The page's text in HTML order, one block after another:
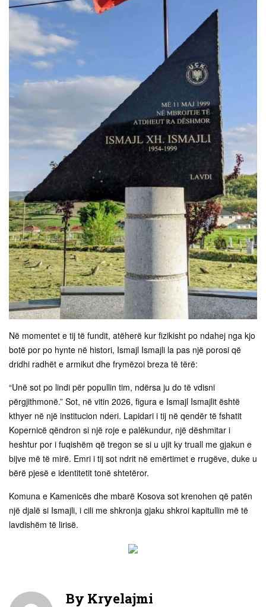
Në momentet e tij të fundit, atëherë kur fizikisht po ndahej nga kjo
botë por po hynte në histori, Ismajl Ismajli la pas një porosi që
dridhi radhët e armikut dhe frymëzoi breza të tërë:
“Unë sot po lindi për popullin tim, ndërsa ju do të vdisni
përgjithmonë.” Sot, në vitin 2026, figura e Ismajl Ismajlit është
kthyer në një institucion nderi. Lapidari i tij në qendër të fshatit
Kopernicë qëndron si një roje e palëkundur, një dëshmitar i
heshtur por i fuqishëm që tregon se si u ujit ky truall me gjakun e
bijve më të mirë. Emri i tij sot ndrit në emërtimet e rrugëve, duke u
bërë pjesë e identitetit tonë shtetëror.
Komuna e Kamenicës dhe mbarë Kosova sot krenohen që patën
një djalë si Ismajli, i cili me shkronja gjaku shkroi kapitullin më të
lavdishëm të lirisë.
By Kryelajmi